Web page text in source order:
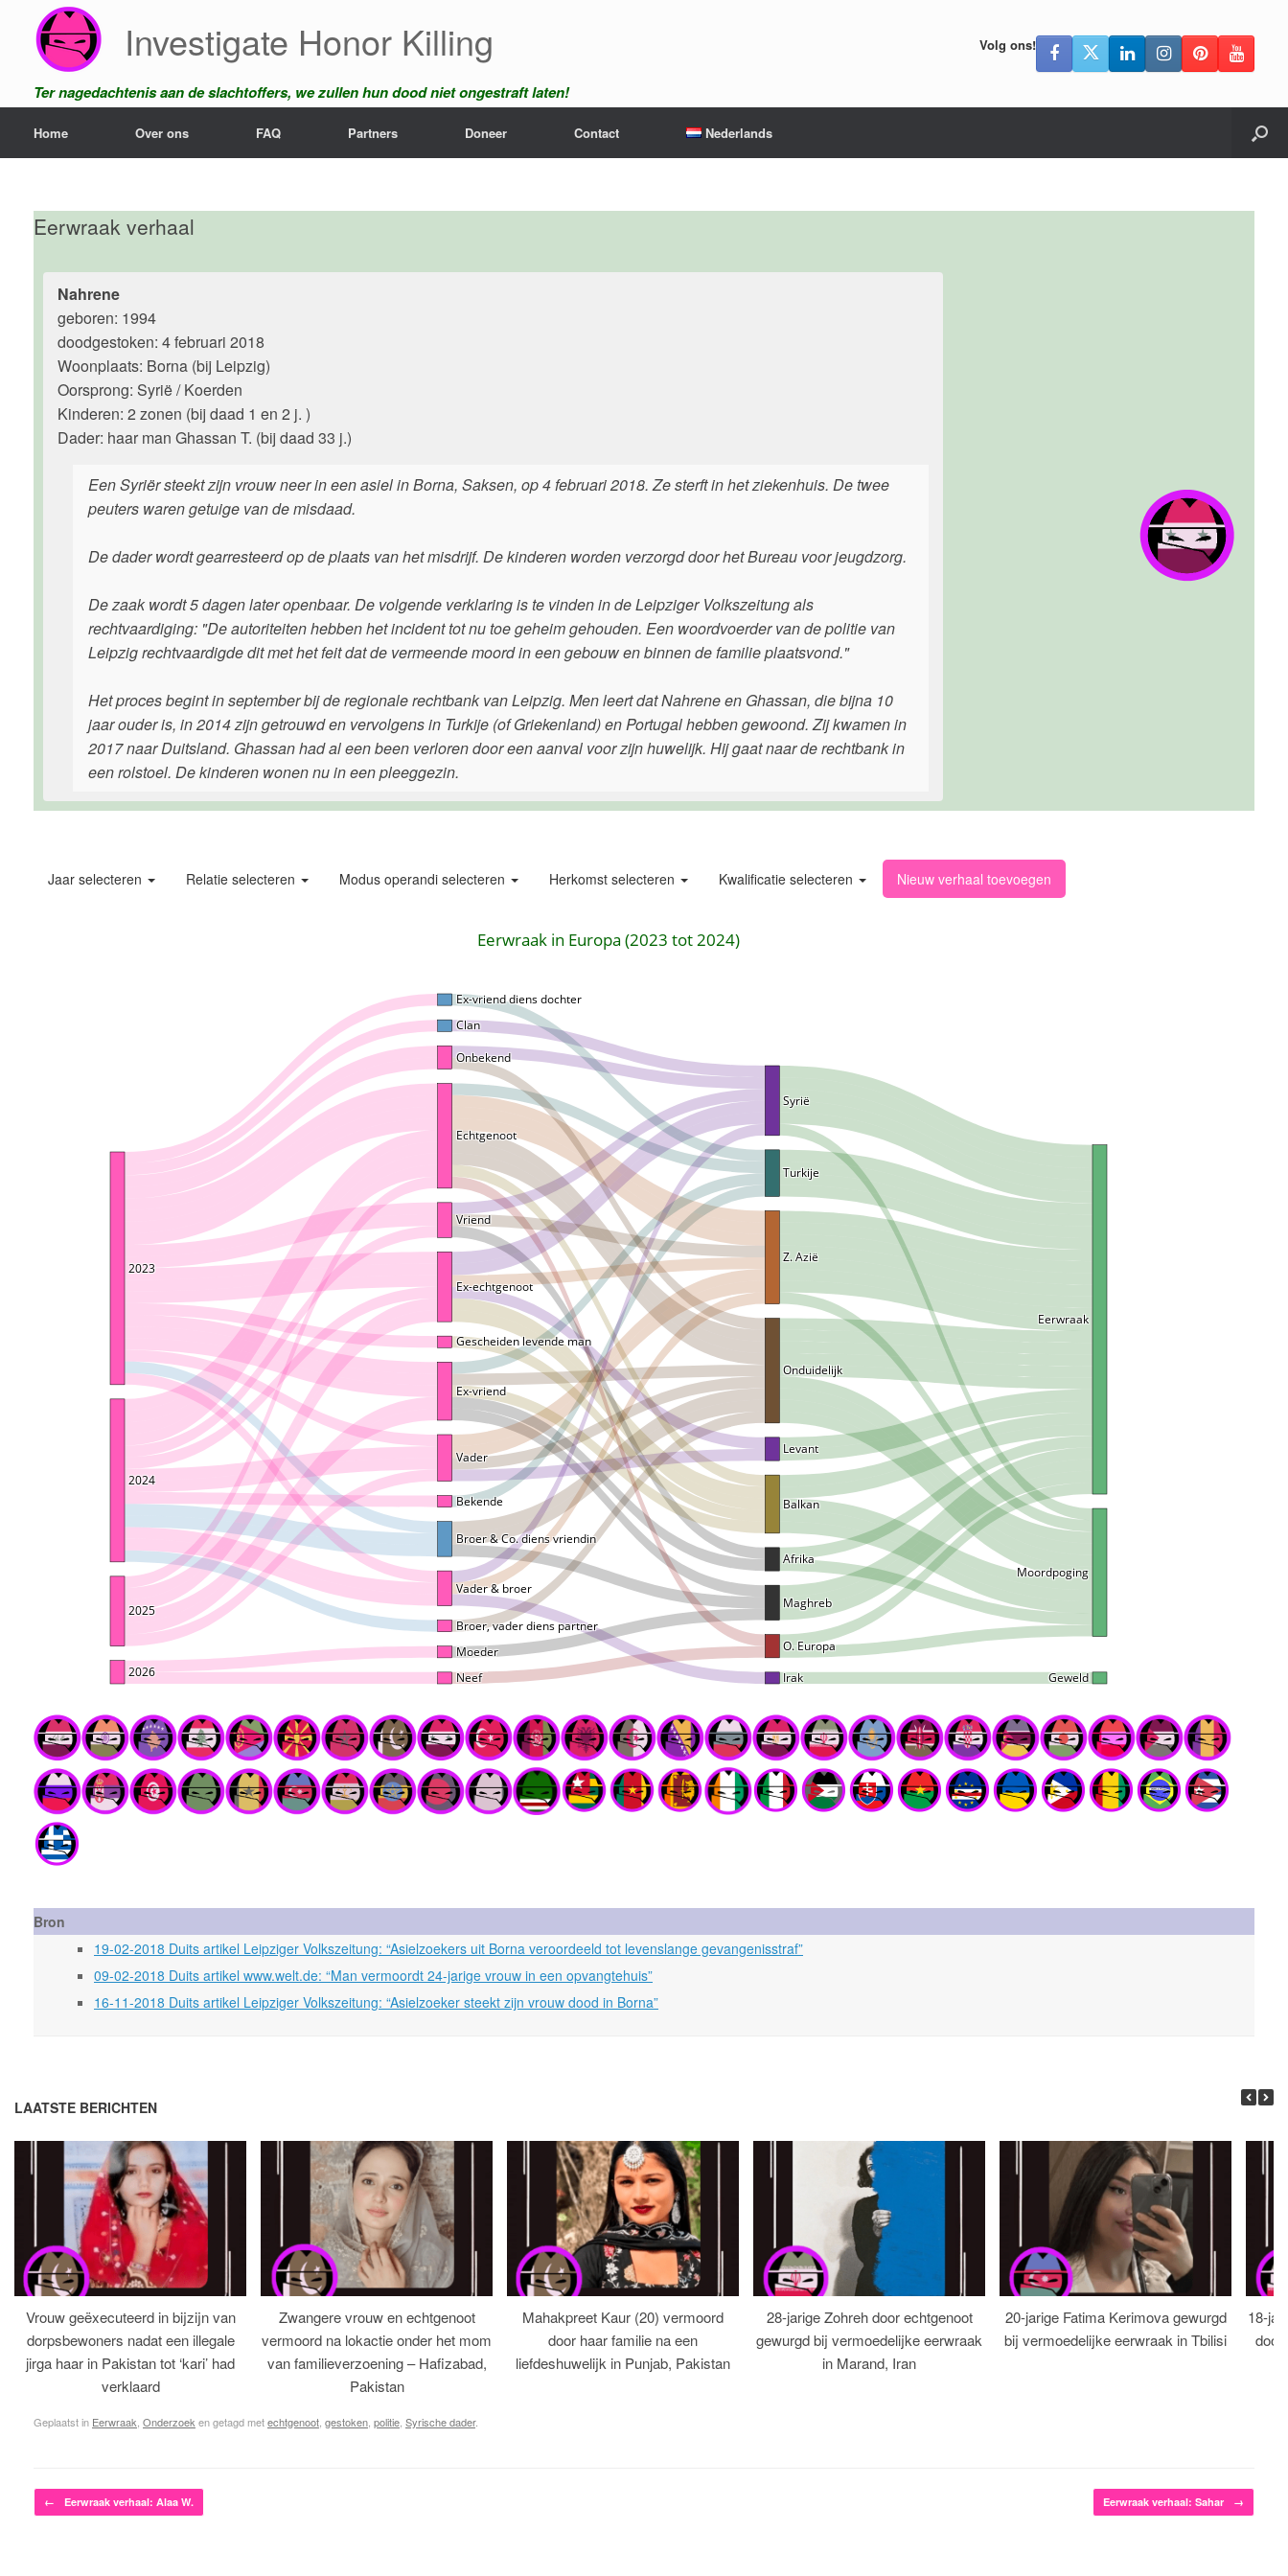
Investigate Honor Killing
Ter nagedachtenis aan de slachtoffers, we zullen hun dood niet ongestraft laten!
Volg ons!
Home Over ons FAQ Partners Doneer Contact Nederlands
Eerwraak verhaal
Nahrene
geboren: 1994
doodgestoken: 4 februari 2018
Woonplaats: Borna (bij Leipzig)
Oorsprong: Syrië / Koerden
Kinderen: 2 zonen (bij daad 1 en 2 j. )
Dader: haar man Ghassan T. (bij daad 33 j.)
Een Syriër steekt zijn vrouw neer in een asiel in Borna, Saksen, op 4 februari 2018. Ze sterft in het ziekenhuis. De twee
peuters waren getuige van de misdaad.
De dader wordt gearresteerd op de plaats van het misdrijf. De kinderen worden verzorgd door het Bureau voor jeugdzorg.
De zaak wordt 5 dagen later openbaar. De volgende verklaring is te vinden in de Leipziger Volkszeitung als
rechtvaardiging: "De autoriteiten hebben het incident tot nu toe geheim gehouden. Een woordvoerder van de politie van
Leipzig rechtvaardigde dit met het feit dat de vermeende moord in een gebouw en binnen de familie plaatsvond."
Het proces begint in september bij de regionale rechtbank van Leipzig. Men leert dat Nahrene en Ghassan, die bijna 10
jaar ouder is, in 2014 zijn getrouwd en vervolgens in Turkije (of Griekenland) en Portugal hebben gewoond. Zij kwamen in
2017 naar Duitsland. Ghassan had al een been verloren door een aanval voor zijn huwelijk. Hij gaat naar de rechtbank in
een rolstoel. De kinderen wonen nu in een pleeggezin.
Bron
19-02-2018 Duits artikel Leipziger Volkszeitung: “Asielzoekers uit Borna veroordeeld tot levenslange gevangenisstraf”
09-02-2018 Duits artikel www.welt.de: “Man vermoordt 24-jarige vrouw in een opvangtehuis”
16-11-2018 Duits artikel Leipziger Volkszeitung: “Asielzoeker steekt zijn vrouw dood in Borna”
LAATSTE BERICHTEN
Vrouw geëxecuteerd in bijzijn van
dorpsbewoners nadat een illegale
jirga haar in Pakistan tot ‘kari’ had
verklaard
Zwangere vrouw en echtgenoot
vermoord na lokactie onder het mom
van familieverzoening – Hafizabad,
Pakistan
Mahakpreet Kaur (20) vermoord
door haar familie na een
liefdeshuwelijk in Punjab, Pakistan
28-jarige Zohreh door echtgenoot
gewurgd bij vermoedelijke eerwraak
in Marand, Iran
20-jarige Fatima Kerimova gewurgd
bij vermoedelijke eerwraak in Tbilisi
18-
Geplaatst in Eerwraak Onderzoek en getagd metechtgenoot gestoken politie Syrische dader.
Bericht navigatie
← Eerwraak verhaal: Alaa W. Eerwraak verhaal: Sahar →